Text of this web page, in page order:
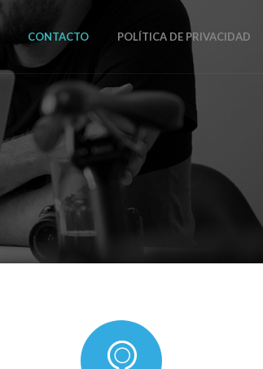
CONTACTO POLÍTICA DE PRIVACIDAD